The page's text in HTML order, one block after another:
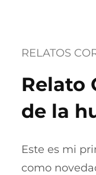
RELATOS
Relato
de la
Este es mi
como